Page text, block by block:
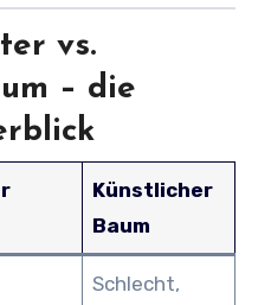
vs.
– die
Künstlicher
Baum
Schlecht,